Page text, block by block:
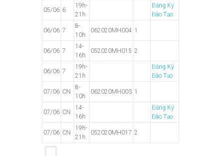
05/06 6
19h-
21h
Đăng Ký
Đào Tạo
06/06 7
8-
10h
062020MH004 1
06/06 7
14-
16h
052020MH015 2
06/06 7
19h-
21h
Đăng Ký
Đào Tạo
07/06 CN
8-
10h
062020MH003 1
07/06 CN
14-
16h
Đăng Ký
Đào Tạo
07/06 CN
19h-
21h
052020MH017 2